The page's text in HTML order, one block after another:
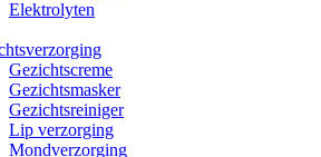
Elektrolyten
Gezichtscreme
Gezichtsmasker
Gezichtsreiniger
Lip verzorging
Mondverzorging